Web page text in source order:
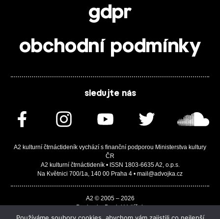
gdpr
obchodní podmínky
sledujte nás
A2 kulturní čtrnáctideník vychází s finanční podporou Ministerstva kultury
ČR
A2 kulturní čtrnáctideník • ISSN 1803-6635 A2, o.p.s.
Na Květnici 700/1a, 140 00 Praha 4 • mail@advojka.cz
A2 © 2005 – 2026
Design by Daniel Vojtíšek
Built by JASA-IT & ChSoft